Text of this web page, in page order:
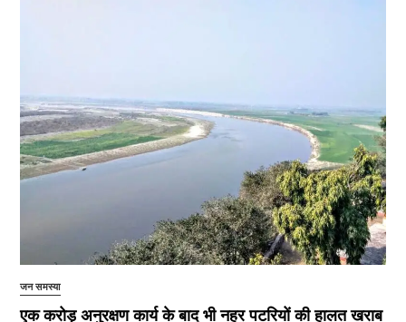
जन समस्या
एक करोड़ अनुरक्षण कार्य के बाद भी नहर पटरियों की हालत खराब